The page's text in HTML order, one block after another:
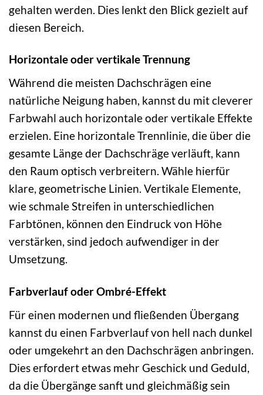
gehalten werden. Dies lenkt den Blick gezielt auf
diesen Bereich.
Horizontale oder vertikale Trennung
Während die meisten Dachschrägen eine
natürliche Neigung haben, kannst du mit cleverer
Farbwahl auch horizontale oder vertikale Effekte
erzielen. Eine horizontale Trennlinie, die über die
gesamte Länge der Dachschräge verläuft, kann
den Raum optisch verbreitern. Wähle hierfür
klare, geometrische Linien. Vertikale Elemente,
wie schmale Streifen in unterschiedlichen
Farbtönen, können den Eindruck von Höhe
verstärken, sind jedoch aufwendiger in der
Umsetzung.
Farbverlauf oder Ombré-Effekt
Für einen modernen und fließenden Übergang
kannst du einen Farbverlauf von hell nach dunkel
oder umgekehrt an den Dachschrägen anbringen.
Dies erfordert etwas mehr Geschick und Geduld,
da die Übergänge sanft und gleichmäßig sein